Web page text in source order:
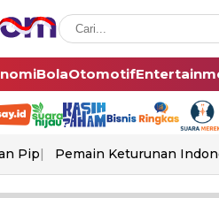
BolaOtomotif
Pip Pemain Keturunan